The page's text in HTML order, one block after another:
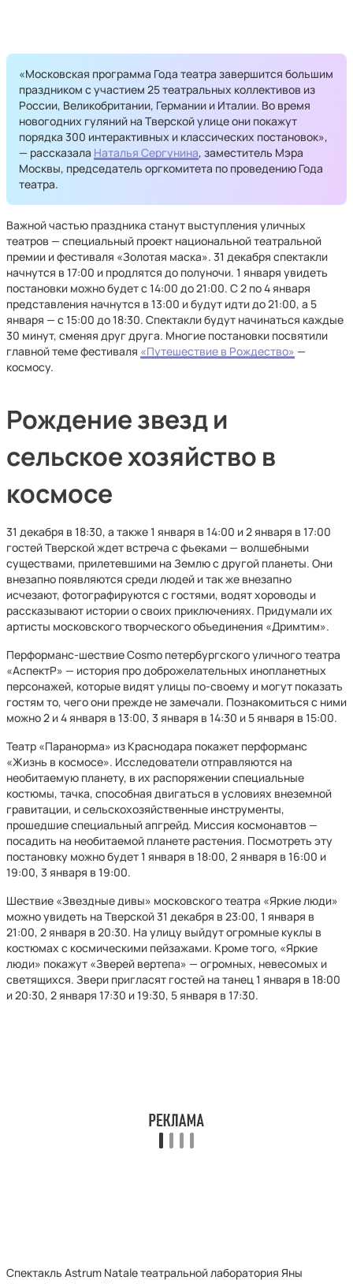
«Московская программа Года театра завершится большим
праздником с участием 25 театральных коллективов из
России, Великобритании, Германии и Италии. Во время
новогодних гуляний на Тверской улице они покажут
порядка 300 интерактивных и классических постановок»,
— рассказала Наталья Сергунина, заместитель Мэра
Москвы, председатель оргкомитета по проведению Года
театра.
Важной частью праздника станут выступления уличных
театров — специальный проект национальной театральной
премии и фестиваля «Золотая маска». 31 декабря спектакли
начнутся в 17:00 и продлятся до полуночи. 1 января увидеть
постановки можно будет с 14:00 до 21:00. С 2 по 4 января
представления начнутся в 13:00 и будут идти до 21:00, а 5
января — с 15:00 до 18:30. Спектакли будут начинаться каждые
30 минут, сменяя друг друга. Многие постановки посвятили
главной теме фестиваля «Путешествие в Рождество» —
космосу.
Рождение звезд и
сельское хозяйство в
космосе
31 декабря в 18:30, а также 1 января в 14:00 и 2 января в 17:00
гостей Тверской ждет встреча с фьеками — волшебными
существами, прилетевшими на Землю с другой планеты. Они
внезапно появляются среди людей и так же внезапно
исчезают, фотографируются с гостями, водят хороводы и
рассказывают истории о своих приключениях. Придумали их
артисты московского творческого объединения «Дримтим».
Перформанс-шествие Cosmo петербургского уличного театра
«АспектР» — история про доброжелательных инопланетных
персонажей, которые видят улицы по-своему и могут показать
гостям то, чего они прежде не замечали. Познакомиться с ними
можно 2 и 4 января в 13:00, 3 января в 14:30 и 5 января в 15:00.
Театр «Паранорма» из Краснодара покажет перформанс
«Жизнь в космосе». Исследователи отправляются на
необитаемую планету, в их распоряжении специальные
костюмы, тачка, способная двигаться в условиях внеземной
гравитации, и сельскохозяйственные инструменты,
прошедшие специальный апгрейд. Миссия космонавтов —
посадить на необитаемой планете растения. Посмотреть эту
постановку можно будет 1 января в 18:00, 2 января в 16:00 и
19:00, 3 января в 19:00.
Шествие «Звездные дивы» московского театра «Яркие люди»
можно увидеть на Тверской 31 декабря в 23:00, 1 января в
21:00, 2 января в 20:30. На улицу выйдут огромные куклы в
костюмах с космическими пейзажами. Кроме того, «Яркие
люди» покажут «Зверей вертепа» — огромных, невесомых и
светящихся. Звери пригласят гостей на танец 1 января в 18:00
и 20:30, 2 января 17:30 и 19:30, 5 января в 17:30.
Спектакль Astrum Natale театральной лаборатория Яны